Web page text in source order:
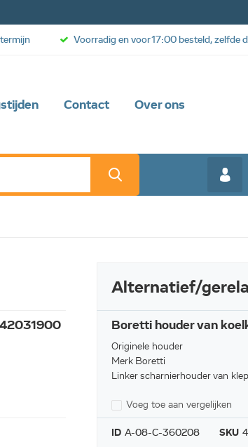
Contact Over ons
Voorradig en voor 17:00 besteld, zelfde
Alternatief/
Boretti houder van
Originele houder
Merk Boretti
Linker scharnierhouder van klep
Voeg toe aan vergelijken
ID A-08-C-360208 SKU